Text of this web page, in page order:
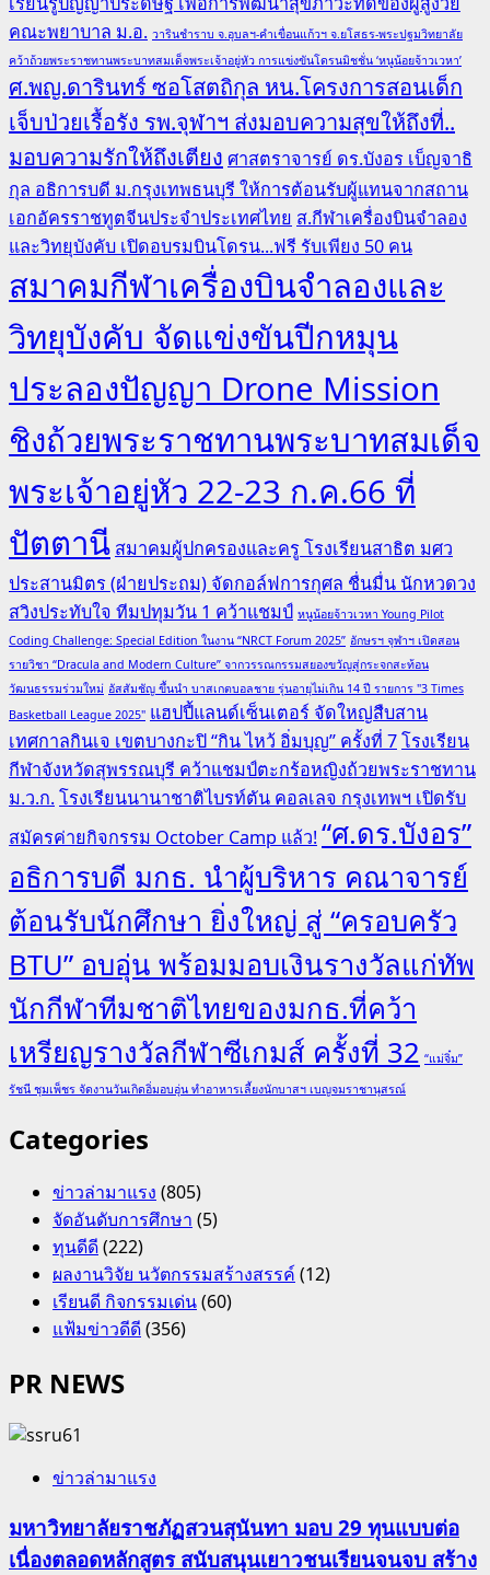
คณะพยาบาล ม.อ. วารินชำราบ จ.อุบลฯ-คำเขื่อนแก้วฯ จ.ยโสธร-พระปฐมวิทยาลัย
คว้าถ้วยพระราชทานพระบาทสมเด็จพระเจ้าอยู่หัว การแข่งขันโดรนมิชชั่น ‘หนูน้อยจ้าวเวหา’
ศ.พญ.ดารินทร์ ซอโสตถิกุล หน.โครงการสอนเด็ก
เจ็บป่วยเรื้อรัง รพ.จุฬาฯ ส่งมอบความสุขให้ถึงที่..
มอบความรักให้ถึงเตียง ศาสตราจารย์ ดร.บังอร เบ็ญจาธิ
กุล อธิการบดี ม.กรุงเทพธนบุรี ให้การต้อนรับผู้แทนจากสถาน
เอกอัครราชทูตจีนประจำประเทศไทย ส.กีฬาเครื่องบินจำลอง
และวิทยุบังคับ เปิดอบรมบินโดรน...ฟรี รับเพียง 50 คน
สมาคมกีฬาเครื่องบินจำลองและ
วิทยุบังคับ จัดแข่งขันปีกหมุน
ประลองปัญญา Drone Mission
ชิงถ้วยพระราชทานพระบาทสมเด็จ
พระเจ้าอยู่หัว 22-23 ก.ค.66 ที่
ปัตตานี สมาคมผู้ปกครองและครู โรงเรียนสาธิต มศว
ประสานมิตร (ฝ่ายประถม) จัดกอล์ฟการกุศล ชื่นมื่น นักหวดวง
สวิงประทับใจ ทีมปทุมวัน 1 คว้าแชมป์ หนูน้อยจ้าวเวหา Young Pilot
Coding Challenge: Special Edition ในงาน “NRCT Forum 2025” อักษรฯ จุฬาฯ เปิดสอน
รายวิชา “Dracula and Modern Culture” จากวรรณกรรมสยองขวัญสู่กระจกสะท้อน
วัฒนธรรมร่วมใหม่ อัสสัมชัญ ขึ้นนำ บาสเกตบอลชาย รุ่นอายุไม่เกิน 14 ปี รายการ "3 Times
Basketball League 2025" แฮปปี้แลนด์เซ็นเตอร์ จัดใหญ่สืบสาน
เทศกาลกินเจ เขตบางกะปิ “กิน ไหว้ อิ่มบุญ” ครั้งที่ 7โรงเรียน
กีฬาจังหวัดสุพรรณบุรี คว้าแชมป์ตะกร้อหญิงถ้วยพระราชทาน
ม.ว.ก.โรงเรียนนานาชาติไบรท์ตัน คอลเลจ กรุงเทพฯ เปิดรับ
สมัครค่ายกิจกรรม October Camp แล้ว!“ศ.ดร.บังอร”
อธิการบดี มกธ. นำผู้บริหาร คณาจารย์
ต้อนรับนักศึกษา ยิ่งใหญ่ สู่ “ครอบครัว
BTU” อบอุ่น พร้อมมอบเงินรางวัลแก่ทัพ
นักกีฬาทีมชาติไทยของมกธ.ที่คว้า
เหรียญรางวัลกีฬาซีเกมส์ ครั้งที่ 32 “แม่จิ๋ม”
รัชนี ชุมเพ็ชร จัดงานวันเกิดอิ่มอบอุ่น ทำอาหารเลี้ยงนักบาสฯ เบญจมราชานุสรณ์
Categories
ข่าวล่ามาแรง (805)
จัดอันดับการศึกษา (5)
ทุนดีดี(222)
ผลงานวิจัย นวัตกรรมสร้างสรรค์ (12)
เรียนดี กิจกรรมเด่น(60)
แฟ้มข่าวดีดี(356)
PR NEWS
ข่าวล่ามาแรง
มหาวิทยาลัยราชภัฏสวนสุนันทา มอบ 29 ทุนแบบต่อ
เนื่องตลอดหลักสูตร สนับสนุนเยาวชนเรียนจนจบ สร้าง